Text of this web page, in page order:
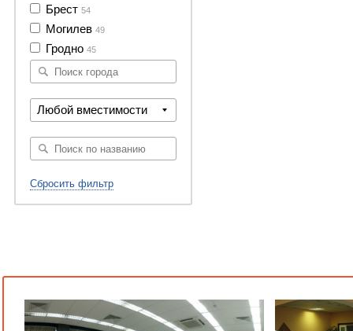
Брест 54
Могилев 49
Гродно 45
Любой вместимости
Сбросить фильтр